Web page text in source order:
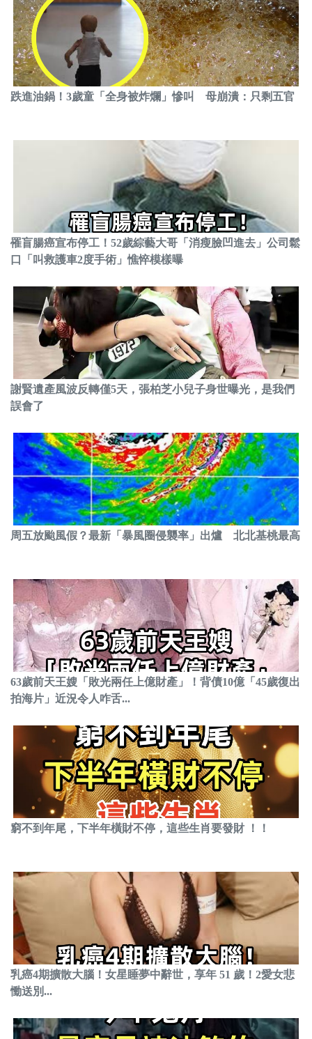
跌進油鍋！3歲童「全身被炸爛」慘叫 母崩潰：只剩五官
罹盲腸癌宣布停工！52歲綜藝大哥「消瘦臉凹進去」公司鬆
口「叫救護車2度手術」憔悴模樣曝
謝賢遺產風波反轉僅5天，張柏芝小兒子身世曝光，是我們
誤會了
周五放颱風假？最新「暴風圈侵襲率」出爐 北北基桃最高
63歲前天王嫂「敗光兩任上億財產」！背債10億「45歲復出
拍海片」近況令人咋舌...
窮不到年尾，下半年橫財不停，這些生肖要發財 ！！
乳癌4期擴散大腦！女星睡夢中辭世，享年 51 歲！2愛女悲
慟送別...